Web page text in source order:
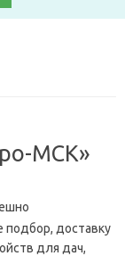
МСК»
доставку
для дач,